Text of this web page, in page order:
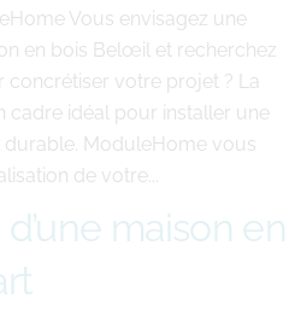
Vous envisagez une
en bois Belœil et recherchez
concrétiser votre projet ? La
idéal pour installer une
ModuleHome vous
de votre...
maison en